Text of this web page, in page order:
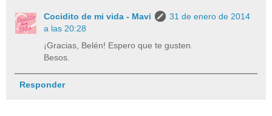
Cocidito de mi vida - Mavi
31 de enero de 2014
a las 20:28
¡Gracias, Belén! Espero que te gusten.
Besos.
Responder